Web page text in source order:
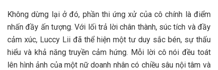
Không dừng lại ở đó, phần thi ứng xử của cô chính là điểm
nhấn đầy ấn tượng. Với lối trả lời chân thành, súc tích và đầy
cảm xúc, Luccy Lii đã thể hiện một tư duy sắc bén, sự thấu
hiểu và khả năng truyền cảm hứng. Mỗi lời cô nói đều toát
lên hình ảnh của một nữ doanh nhân có chiều sâu nội tâm và